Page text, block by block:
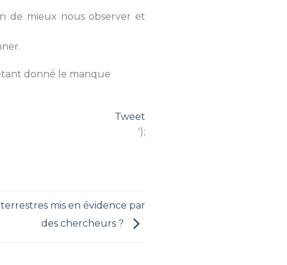
de mieux nous observer et
donné le manque
Tweet
');
mis en évidence par
des chercheurs ?